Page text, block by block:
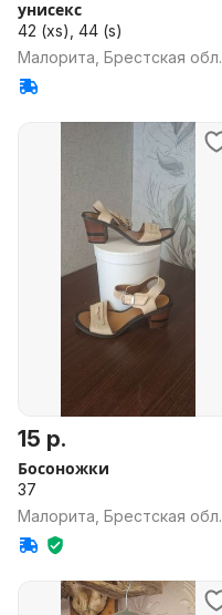
унисекс
42 (xs), 44 (s)
Малорита, Брестская обл.
15 р.
Босоножки
37
Малорита, Брестская обл.